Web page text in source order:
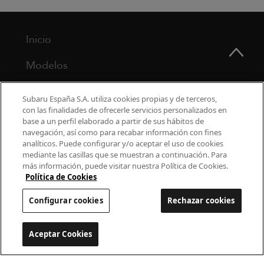
Inicio
Modelos
Finance
Propietarios
Contacto
Universo Subaru
900 440 044
cac.subaru@subaru.es
Aviso Legal
Subaru España S.A. utiliza cookies propias y de terceros,
con las finalidades de ofrecerle servicios personalizados en
base a un perfil elaborado a partir de sus hábitos de
navegación, así como para recabar información con fines
analíticos. Puede configurar y/o aceptar el uso de cookies
mediante las casillas que se muestran a continuación. Para
más información, puede visitar nuestra Política de Cookies.
Política de Cookies
Configurar cookies Rechazar cookies
Aceptar Cookies